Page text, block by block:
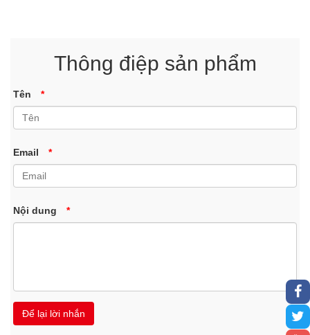
Thông điệp sản phẩm
Tên *
Email *
Nội dung *